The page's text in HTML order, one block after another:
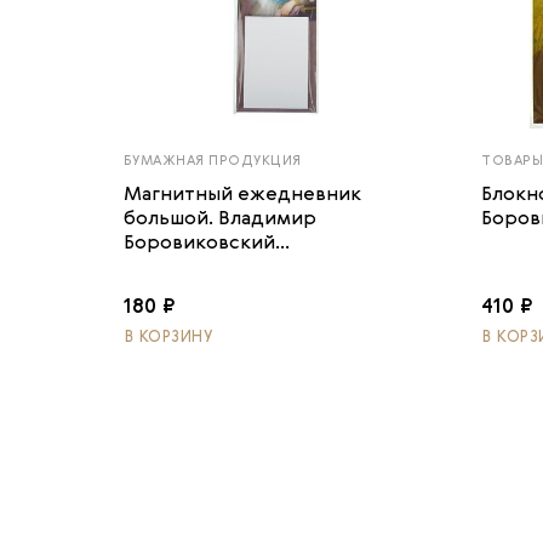
БУМАЖНАЯ ПРОДУКЦИЯ
Магнитный ежедневник
большой. Владимир
Боровиковский...
180 ₽
В КОРЗИНУ
410 ₽
В